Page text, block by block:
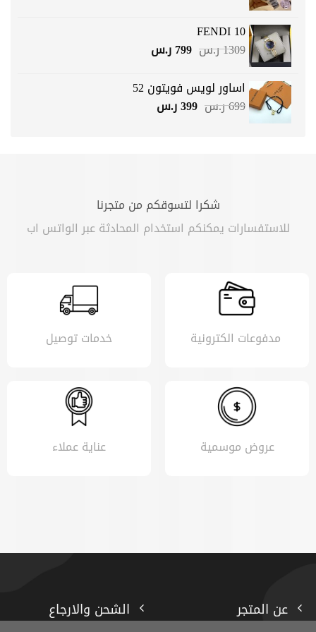
الأصلي
FENDI 10
1309ر.س السعر
الأصلي
هو:
1309 ر.س.
799ر.سالسعر
هو:
799 ر.س.اساور لويس فويتون 52
699ر.س السعر
الأصلي
399ر.سالسعر
شكرا لتسوقكم من متجرنا
للاستفسارات يمكنكم استخدام المحادثة عبر الواتس اب
مدفوعات الكترونية خدمات توصيل
عروض موسمية عناية عملاء
عن المتجر
الشحن والارجاع